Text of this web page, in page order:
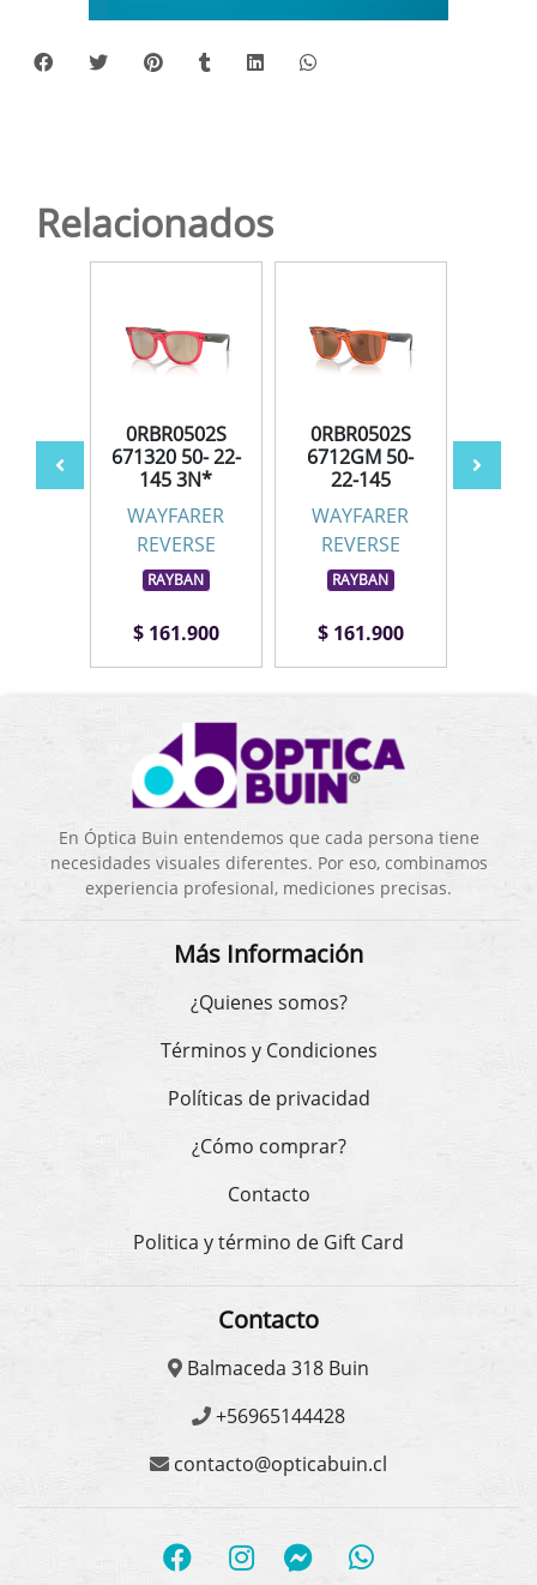
Relacionados
0RBR0502S
671320 50- 22-
145 3N*
WAYFARER
REVERSE
RAYBAN
$ 161.900
0RBR0502S
6712GM 50-
22-145
WAYFARER
REVERSE
RAYBAN
$ 161.900
En Óptica Buin entendemos que cada persona tiene
necesidades visuales diferentes. Por eso, combinamos
experiencia profesional, mediciones precisas.
Más Información
¿Quienes somos?
Términos y Condiciones
Políticas de privacidad
¿Cómo comprar?
Contacto
Politica y término de Gift Card
Contacto
Balmaceda 318 Buin
+56965144428
contacto@opticabuin.cl